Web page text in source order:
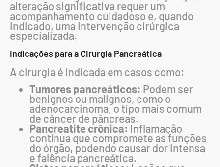
alteração significativa requer um
acompanhamento cuidadoso e, quando
indicado, uma intervenção cirúrgica
especializada.
Indicações para a Cirurgia Pancreática
A cirurgia é indicada em casos como:
Tumores pancreáticos: Podem ser
benignos ou malignos, como o
adenocarcinoma, o tipo mais comum
de câncer de pâncreas.
Pancreatite crônica: Inflamação
contínua que compromete as funções
do órgão, podendo causar dor intensa
e falência pancreática.